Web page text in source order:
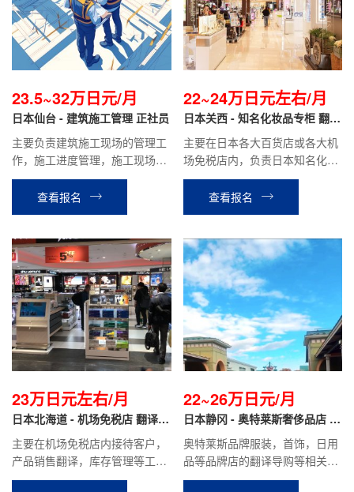
23.5~32万日元/月
日本仙台 - 建筑施工管理 正社员
主要负责建筑施工现场的管理工
作，施工进度管理，施工现场协
调与管理。如学校学校、市民中
心等公共工程项目，商业楼、住
宅楼等民间工程项目。
查看报名
22~24万日元左右/月
日本关西 - 知名化妆品专柜 翻译
导购
主要在日本各大百货店或各大机
场免税店内，负责日本知名化妆
品品牌的销售翻译工作。
查看报名
23万日元左右/月
日本北海道 - 机场免税店 翻译导
购
主要在机场免税店内接待客户，
产品销售翻译，库存管理等工
作。
22~26万日元/月
日本静冈 - 奥特莱斯奢侈品店 翻
译导购
奥特莱斯品牌服装，首饰，日用
品等品牌店的翻译导购等相关工
作。